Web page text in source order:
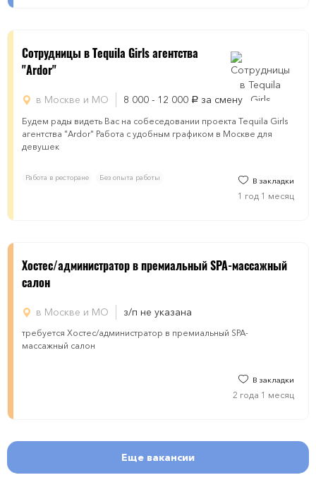
Сотрудницы в Tequila Girls агентства
"Ardor"
в Москве и МО 8 000 - 12 000 руб. за смену
Будем рады видеть Вас на собеседовании проекта Tequila Girls
агентства "Ardor" Работа с удобным графиком в Москве для
девушек
Работа в ресторане Без опыта работы В закладки
1 год 1 месяц
​​​Хостес/администратор в премиальный SPA-массажный
салон
в Москве и МО з/п не указана
требуется ​​​Хостес/администратор в премиальный SPA-
массажный салон
В закладки
2 года 1 месяц
Еще вакансии